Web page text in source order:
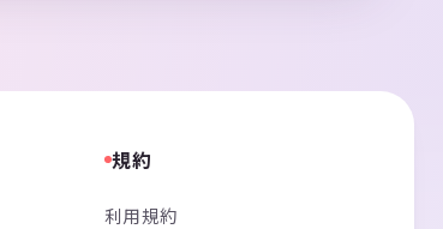
規約
利用規約